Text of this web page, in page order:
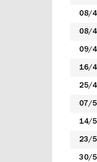
08/4
08/4
09/4
16/4
25/4
07/5
14/5
23/5
30/5